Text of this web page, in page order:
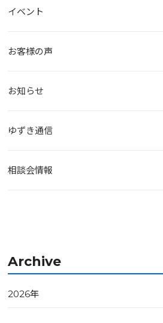
イベント
お客様の声
お知らせ
ゆずき通信
相談会情報
Archive
2026年